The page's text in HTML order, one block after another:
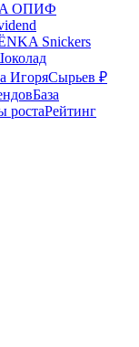
ОПИФ
Snickers
ИгоряСырьев ₽
База
ростаРейтинг